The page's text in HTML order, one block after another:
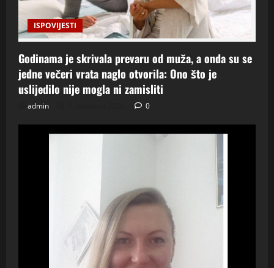
ISPOVIJESTI
Godinama je skrivala prevaru od muža, a onda su se
jedne večeri vrata naglo otvorila: Ono što je
uslijedilo nije mogla ni zamisliti
admin 0